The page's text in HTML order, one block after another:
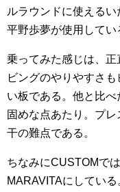
ルラウンドに使えるい
平野歩夢が使用してい
乗ってみた感じは、
ビングのやりやすさ
い板である。他と比
固めな点あたり。プ
干の難点である。
ちなみにCUSTOMで
MARAVITAにしている